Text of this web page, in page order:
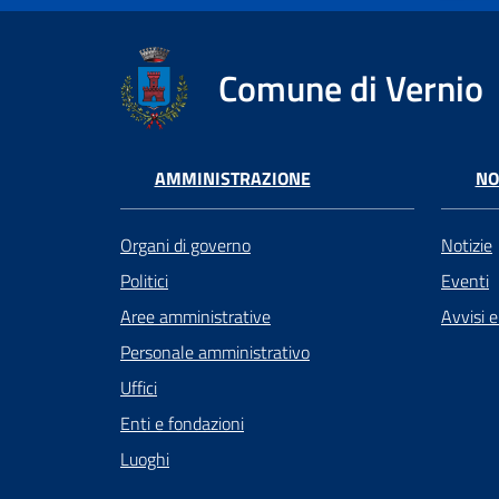
Comune di Vernio
AMMINISTRAZIONE
Organi di governo
Politici
Aree amministrative
Personale amministrativo
Uffici
Enti e fondazioni
Luoghi
Notizie
Eventi
Avvisi